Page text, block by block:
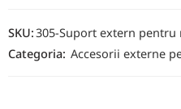
SKU:305-Suport extern pentru
Categoria: Accesorii externe